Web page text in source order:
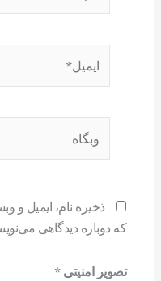
ذخیره نام، ایمیل و
که دوباره دیدگاهی
تصویر امنیتی*